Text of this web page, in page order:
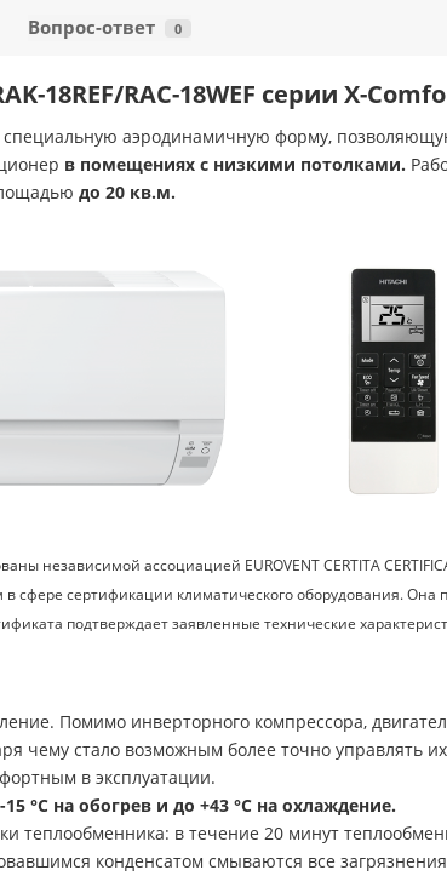
Вопрос-ответ 0
18REF/RAC-18WEF серии X-
аэродинамичную форму,
в помещениях с низкими потолками.
до 20 кв.м.
независимой ассоциацией EUROVENT CERTITA
сфере сертификации климатического оборудования.
подтверждает заявленные технические
Помимо инверторного компрессора,
чему стало возможным более точно управлять
в эксплуатации.
15 °С на обогрев и до +43 °С на охлаждение.
теплообменника: в течение 20 минут
конденсатом смываются все